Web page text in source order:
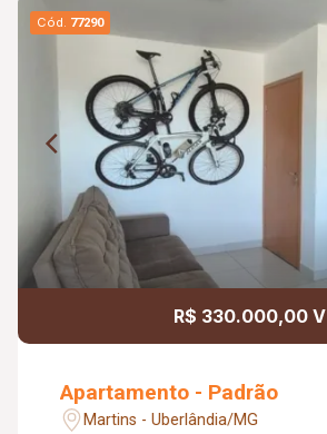
Cód. 77290
R$ 330.000,00 V
Apartamento - Padrão
Martins - Uberlândia/MG